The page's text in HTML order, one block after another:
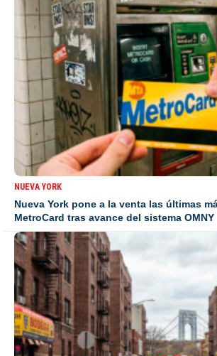
NUEVA YORK
Nueva York pone a la venta las últimas
MetroCard tras avance del sistema OMNY